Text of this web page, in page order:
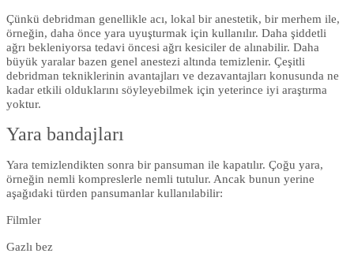
Çünkü debridman genellikle acı, lokal bir anestetik, bir merhem ile,
örneğin, daha önce yara uyuşturmak için kullanılır. Daha şiddetli
ağrı bekleniyorsa tedavi öncesi ağrı kesiciler de alınabilir. Daha
büyük yaralar bazen genel anestezi altında temizlenir. Çeşitli
debridman tekniklerinin avantajları ve dezavantajları konusunda ne
kadar etkili olduklarını söyleyebilmek için yeterince iyi araştırma
yoktur.
Yara bandajları
Yara temizlendikten sonra bir pansuman ile kapatılır. Çoğu yara,
örneğin nemli kompreslerle nemli tutulur. Ancak bunun yerine
aşağıdaki türden pansumanlar kullanılabilir:
Filmler
Gazlı bez